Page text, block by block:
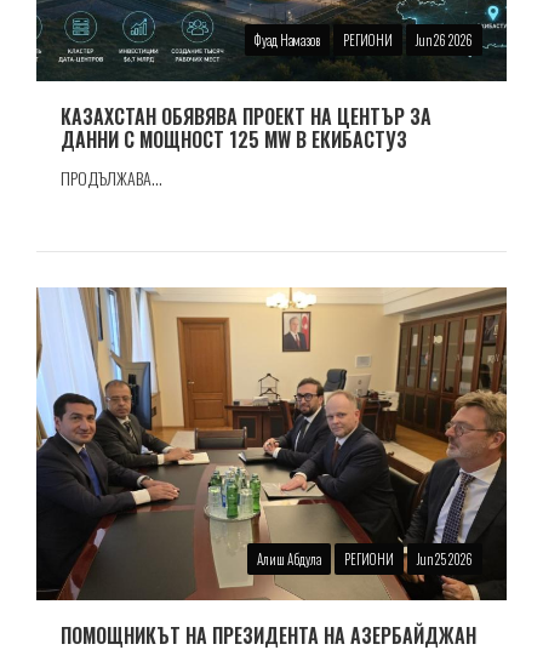
Фуад Намазов РЕГИОНИ Jun 26 2026
КАЗАХСТАН ОБЯВЯВА ПРОЕКТ НА ЦЕНТЪР ЗА
ДАННИ С МОЩНОСТ 125 MW В ЕКИБАСТУЗ
ПРОДЪЛЖАВА...
Алиш Абдула РЕГИОНИ Jun 25 2026
ПОМОЩНИКЪТ НА ПРЕЗИДЕНТА НА АЗЕРБАЙДЖАН